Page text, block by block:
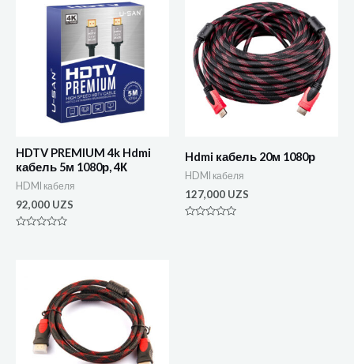
HDTV PREMIUM 4k Hdmi
кабель 5м 1080р, 4К
HDMI кабеля
92,000 UZS
Hdmi кабель 20м 1080р
HDMI кабеля
127,000 UZS